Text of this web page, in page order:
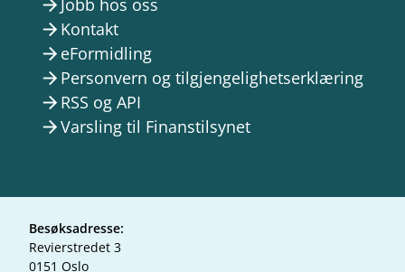
arrow_forward Jobb hos oss
arrow_forward Kontakt
arrow_forward eFormidling
arrow_forward Personvern og tilgjengelighetserklæring
arrow_forward RSS og API
arrow_forwardVarsling til Finanstilsynet
Besøksadresse:
Revierstredet 3
0151 Oslo